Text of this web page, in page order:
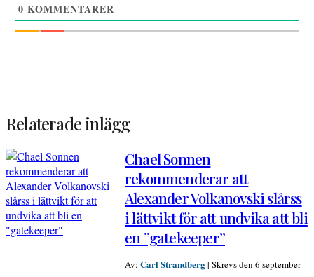
0 KOMMENTARER
Relaterade inlägg
Chael Sonnen
rekommenderar att
Alexander Volkanovski slårss
i lättvikt för att undvika att bli
en ”gatekeeper”
Av: Carl Strandberg| Skrevs den 6 september